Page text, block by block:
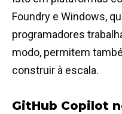
Foundry e Windows,
programadores
modo, permitem
construir à escala.
GitHub Copilot